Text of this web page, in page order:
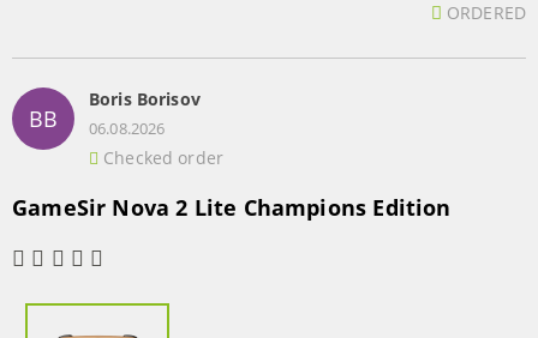
ORDERED
BB
Boris Borisov
06.08.2026
Checked order
GameSir Nova 2 Lite Champions Edition